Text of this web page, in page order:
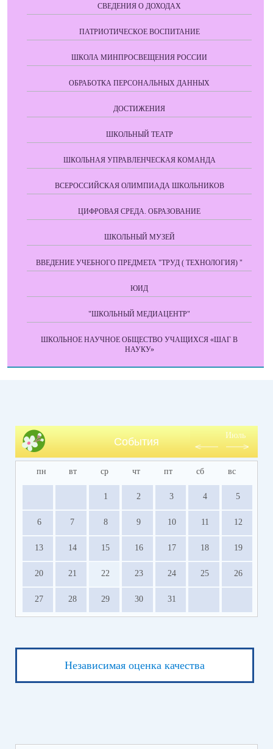
СВЕДЕНИЯ О ДОХОДАХ
ПАТРИОТИЧЕСКОЕ ВОСПИТАНИЕ
ШКОЛА МИНПРОСВЕЩЕНИЯ РОССИИ
ОБРАБОТКА ПЕРСОНАЛЬНЫХ ДАННЫХ
ДОСТИЖЕНИЯ
ШКОЛЬНЫЙ ТЕАТР
ШКОЛЬНАЯ УПРАВЛЕНЧЕСКАЯ КОМАНДА
ВСЕРОССИЙСКАЯ ОЛИМПИАДА ШКОЛЬНИКОВ
ЦИФРОВАЯ СРЕДА. ОБРАЗОВАНИЕ
ШКОЛЬНЫЙ МУЗЕЙ
ВВЕДЕНИЕ УЧЕБНОГО ПРЕДМЕТА "ТРУД ( ТЕХНОЛОГИЯ) "
ЮИД
"ШКОЛЬНЫЙ МЕДИАЦЕНТР"
ШКОЛЬНОЕ НАУЧНОЕ ОБЩЕСТВО УЧАЩИХСЯ «ШАГ В
НАУКУ»
События
Июль
пн вт ср чт пт сб вс
1 2 3 4 5
6 7 8 9 10 11 12
13 14 15 16 17 18 19
20 21 22 23 24 25 26
27 28 29 30 31
Независимая оценка качества